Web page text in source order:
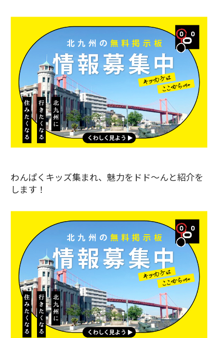
わんぱくキッズ集まれ、魅力をドド〜んと紹介を
します！